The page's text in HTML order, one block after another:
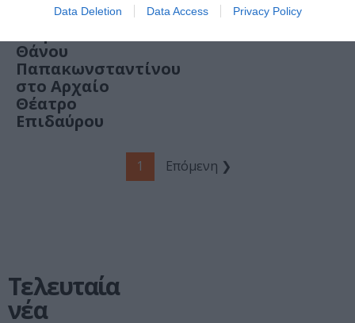
Data Deletion Data Access Privacy Policy
του Ευριπίδη σε
Θάνου
Παπακωνσταντίνου
στο Αρχαίο
Θέατρο
Επιδαύρου
1 Επόμενη ❯
Τελευταία
νέα